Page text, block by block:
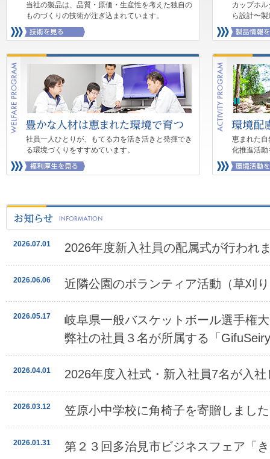
当社の製品は、品質・原価・生産性を考えた独自の
ものづくりの技術が注ぎ込まれています。
カップホ
ら設計〜
社員一人ひとりが、もてる力を活き活きと発揮でき
る環境づくりをすすめています。
恵まれた
化推進活
2026.07.01 2026年度新入社員の配属式が行われ
2026.06.06 近隣公園のボランティア活動（草刈
2026.05.17
岐阜県一般バスケットボール選手権
弊社の社員３名が所属する「
2026.04.01 2026年度入社式・新入社員7名が入
2026.03.12 笠原小中学校に角椅子を寄贈しまし
2026.01.31 第２３回多治見市ビジネスフェア「